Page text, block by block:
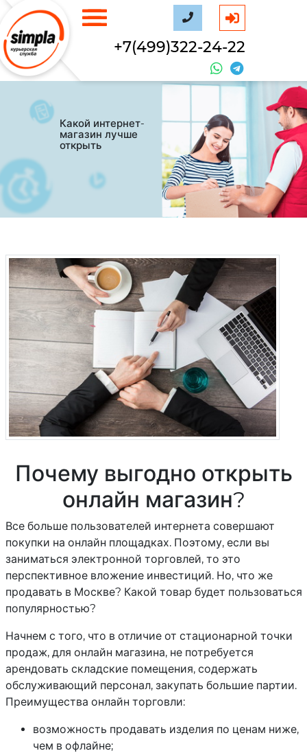
+7(499)322-24-22
Какой интернет-
магазин лучше
открыть
Почему выгодно открыть
онлайн магазин?
Все больше пользователей интернета совершают
покупки на онлайн площадках. Поэтому, если вы
заниматься электронной торговлей, то это
перспективное вложение инвестиций. Но, что же
продавать в Москве? Какой товар будет пользоваться
популярностью?
Начнем с того, что в отличие от стационарной точки
продаж, для онлайн магазина, не потребуется
арендовать складские помещения, содержать
обслуживающий персонал, закупать большие партии.
Преимущества онлайн торговли:
возможность продавать изделия по ценам ниже,
чем в офлайне;